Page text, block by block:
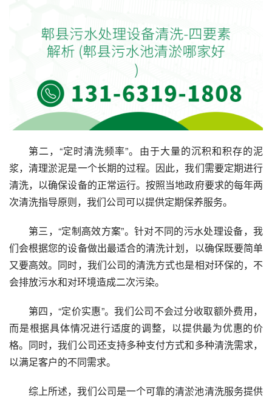
第二，“定时清洗频率”。由于大量的沉积和积存的泥
浆，清理淤泥是一个长期的过程。因此，我们需要定期进行
清洗，以确保设备的正常运行。按照当地政府要求的每年两
次清洗指导原则，我们公司可以提供定期保养服务。
第三，“定制高效方案”。针对不同的污水处理设备，我
们会根据您的设备做出最适合的清洗计划，以确保既要简单
又要高效。同时，我们公司的清洗方式也是相对环保的，不
会排放污水和对环境造成二次污染。
第四，“定价实惠”。我们公司不会过分收取额外费用，
而是根据具体情况进行适度的调整，以提供最为优惠的价
格。同时，我们公司还支持多种支付方式和多种清洗需求，
以满足客户的不同需求。
综上所述，我们公司是一个可靠的清淤池清洗服务提供